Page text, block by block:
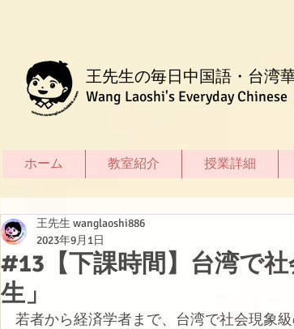
王先生の毎日中国語・台湾
Wang Laoshi's Everyday Chinese
ホーム 教室紹介 授業詳細
#13【下課時間】台湾で
生」
王先生 wanglaoshi886
2023年9月1日
若者から経済学者まで、台湾で社会現象